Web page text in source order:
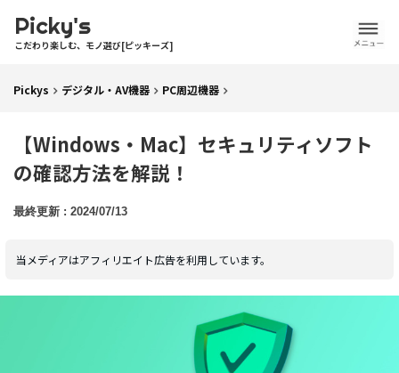
Picky's
こだわり楽しむ、モノ選び[ピッキーズ]
Pickys デジタル・AV機器 PC周辺機器
【Windows・Mac】セキュリティソフト
の確認方法を解説！
2024/07/13
当メディアはアフィリエイト広告を利用しています。